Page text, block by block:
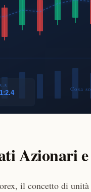
Azionari
il concetto di